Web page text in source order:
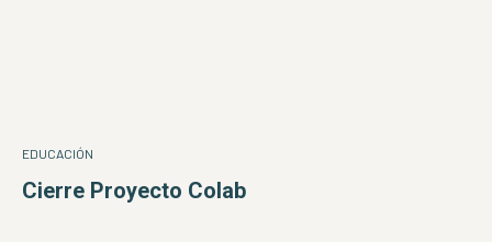
EDUCACIÓN
Cierre Proyecto Colab